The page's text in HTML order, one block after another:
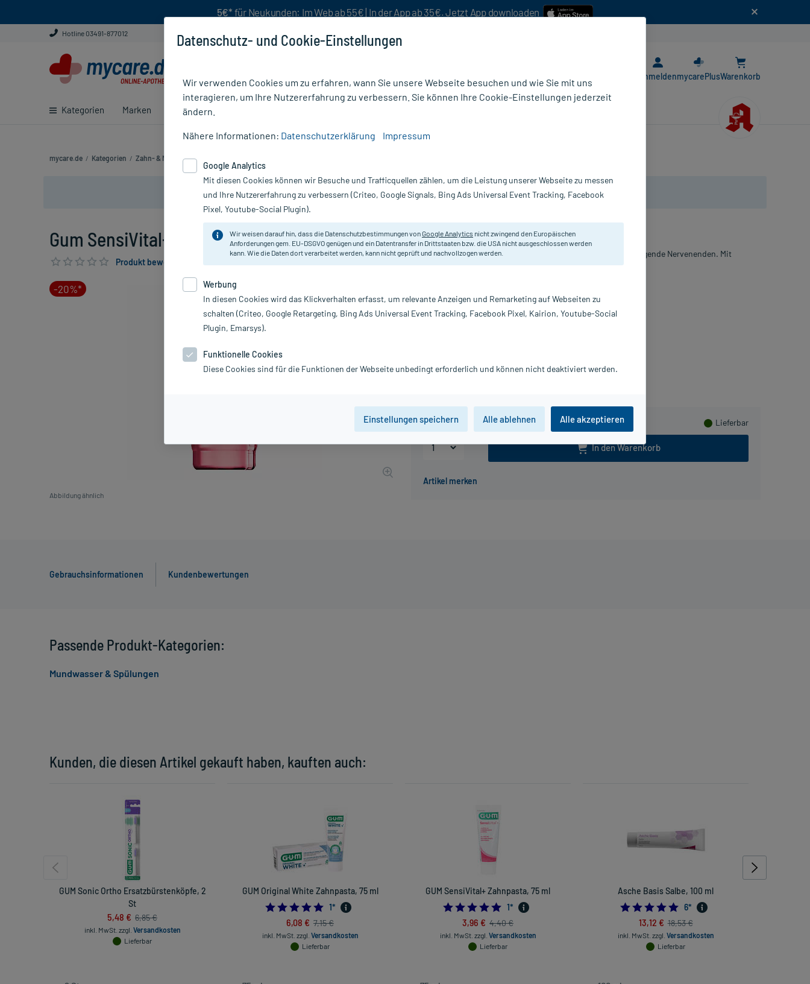
5€* für Neukunden: Im Web ab 55€ | In der App ab 35€. Jetzt App downloaden
Hotline 03491-877012
Kategorien Marken Ratgeber
AnmeldenmycarePlusWarenkorb
mycare.de / Kategorien / Zahn- & Mundpflege
Nur für kurze Zeit:Gratis-Versand* ab 19€ Mindestbestellwert!
Gum SensiVital+ Mundspülung, 300 ml
Produkt bewerten & PlusHerzen sichern
-20%*
Abbildung ähnlich
Lieferbar
In den Warenkorb
GUM
Alkoholfreie Mundspülung speziell zur Desensibilisierung freiliegende Nervenenden. Mit
frischem Minzaroma.
Inhalt:
300 ml
PZN:
14041014
Gebrauchsinformationen Kundenbewertungen
Kunden, die diesen Artikel gekauft haben, kauften auch:
GUM Sonic Ortho Ersatzbürstenköpfe, 2
St
5,48 € 6,85 €
inkl. MwSt. zzgl. Versandkosten
Lieferbar
GUM Original White Zahnpasta, 75 ml
5.0
1*
6,08 € 7,15 €
inkl. MwSt. zzgl. Versandkosten
Lieferbar
GUM SensiVital+ Zahnpasta, 75 ml
5.0
1*
3,96 € 4,40 €
inkl. MwSt. zzgl. Versandkosten
Lieferbar
Asche Basis Salbe, 100 ml
5.0
6*
13,12 € 18,53 €
inkl. MwSt. zzgl. Versandkosten
Lieferbar
Passende Produkt-Kategorien:
Mundwasser & Spülungen
Datenschutz- und Cookie-Einstellungen
Wir verwenden Cookies um zu erfahren, wann Sie unsere Webseite besuchen und wie Sie mit uns
interagieren, um Ihre Nutzererfahrung zu verbessern. Sie können Ihre Cookie-Einstellungen jederzeit
ändern.
Nähere Informationen: Datenschutzerklärung Impressum
Google Analytics
Mit diesen Cookies können wir Besuche und Trafficquellen zählen, um die Leistung unserer Webseite zu messen
und Ihre Nutzererfahrung zu verbessern (Criteo, Google Signals, Bing Ads Universal Event Tracking, Facebook
Pixel, Youtube-Social Plugin).
Wir weisen darauf hin, dass die Datenschutzbestimmungen vonGoogle Analytics nicht zwingend den Europäischen
Anforderungen gem. EU-DSGVO genügen und ein Datentransfer in Drittstaaten bzw. die USA nicht ausgeschlossen werden
kann. Wie die Daten dort verarbeitet werden, kann nicht geprüft und nachvollzogen werden.
Werbung
In diesen Cookies wird das Klickverhalten erfasst, um relevante Anzeigen und Remarketing auf Webseiten zu
schalten (Criteo, Google Retargeting, Bing Ads Universal Event Tracking, Facebook Pixel, Kairion, Youtube-Social
Plugin, Emarsys).
Funktionelle Cookies
Diese Cookies sind für die Funktionen der Webseite unbedingt erforderlich und können nicht deaktiviert werden.
Einstellungen speichern Alle ablehnen Alle akzeptieren